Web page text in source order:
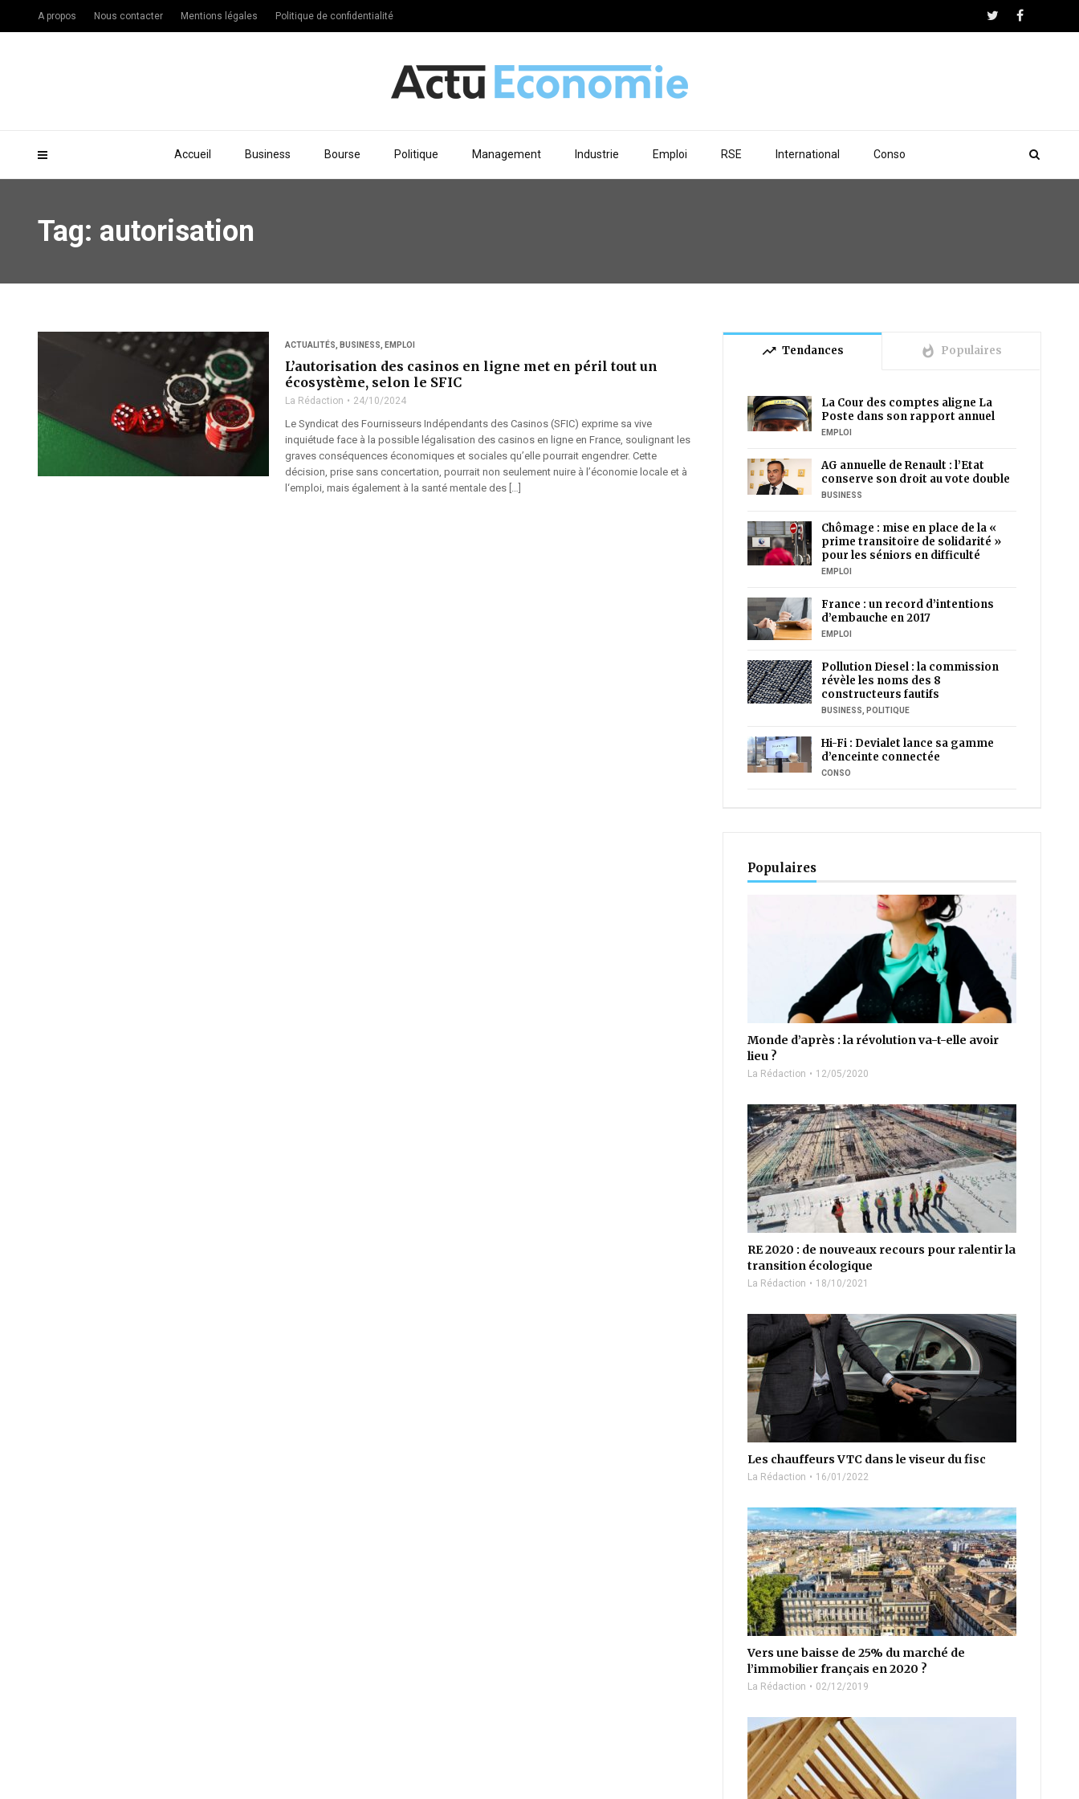
Accueil Business Bourse Politique Management Industrie Emploi RSE International Conso
A propos Nous contacter Mentions légales Politique de confidentialité
Tag: autorisation
ACTUALITÉS BUSINESS EMPLOI
L’autorisation des casinos en ligne met en péril tout un
écosystème, selon le SFIC
La Rédaction 24/10/2024
Le Syndicat des Fournisseurs Indépendants des Casinos (SFIC) exprime sa vive
inquiétude face à la possible légalisation des casinos en ligne en France, soulignant les
graves conséquences économiques et sociales qu’elle pourrait engendrer. Cette
décision, prise sans concertation, pourrait non seulement nuire à l’économie locale et à
l‘emploi, mais également à la santé mentale des […]
trending_up Tendances whatshot Populaires
La Cour des comptes aligne La
Poste dans son rapport annuel
EMPLOI
AG annuelle de Renault : l’Etat
conserve son droit au vote double
BUSINESS
Chômage : mise en place de la «
prime transitoire de solidarité »
pour les séniors en difficulté
EMPLOI
France : un record d’intentions
d’embauche en 2017
EMPLOI
Pollution Diesel : la commission
révèle les noms des 8
constructeurs fautifs
BUSINESS, POLITIQUE
Hi-Fi : Devialet lance sa gamme
d’enceinte connectée
CONSO
Populaires
Monde d’après : la révolution va-t-elle avoir
lieu ?
La Rédaction 12/05/2020
RE 2020 : de nouveaux recours pour ralentir la
transition écologique
La Rédaction 18/10/2021
Les chauffeurs VTC dans le viseur du fisc
La Rédaction 16/01/2022
Vers une baisse de 25% du marché de
l’immobilier français en 2020 ?
La Rédaction 02/12/2019